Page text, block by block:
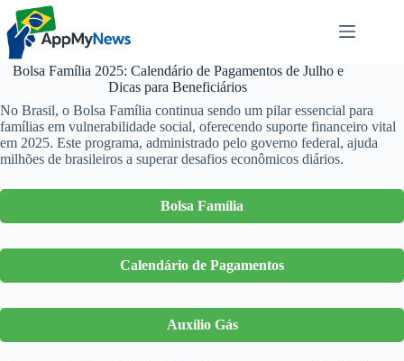
Pular
para
conteúdo
Bolsa Família 2025: Calendário de Pagamentos de Julho e
Dicas para Beneficiários
No Brasil, o Bolsa Família continua sendo um pilar essencial para
famílias em vulnerabilidade social, oferecendo suporte financeiro vital
em 2025. Este programa, administrado pelo governo federal, ajuda
milhões de brasileiros a superar desafios econômicos diários.
Bolsa Família
Calendário de Pagamentos
Auxílio Gás